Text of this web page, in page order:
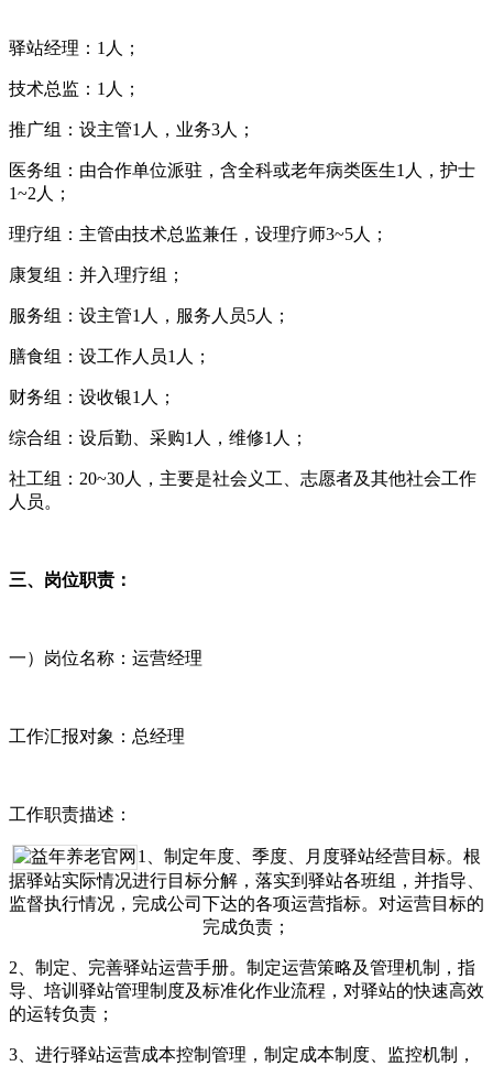
驿站经理：1人；
技术总监：1人；
推广组：设主管1人，业务3人；
医务组：由合作单位派驻，含全科或老年病类医生1人，护士
1~2人；
理疗组：主管由技术总监兼任，设理疗师3~5人；
康复组：并入理疗组；
服务组：设主管1人，服务人员5人；
膳食组：设工作人员1人；
财务组：设收银1人；
综合组：设后勤、采购1人，维修1人；
社工组：20~30人，主要是社会义工、志愿者及其他社会工作
人员。
三、岗位职责：
一）岗位名称：运营经理
工作汇报对象：总经理
工作职责描述：
1、制定年度、季度、月度驿站经营目标。根
据驿站实际情况进行目标分解，落实到驿站各班组，并指导、
监督执行情况，完成公司下达的各项运营指标。对运营目标的
完成负责；
2、制定、完善驿站运营手册。制定运营策略及管理机制，指
导、培训驿站管理制度及标准化作业流程，对驿站的快速高效
的运转负责；
3、进行驿站运营成本控制管理，制定成本制度、监控机制，